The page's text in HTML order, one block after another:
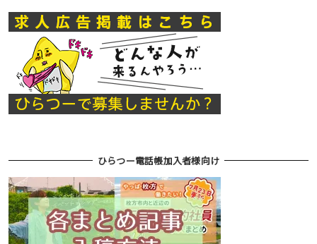
ひらつー電話帳加入者様向け